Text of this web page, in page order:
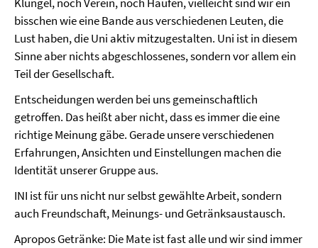
bisschen wie eine Bande aus verschiedenen Leuten, die
Lust haben, die Uni aktiv mitzugestalten. Uni ist in diesem
Sinne aber nichts abgeschlossenes, sondern vor allem ein
Teil der Gesellschaft.
Entscheidungen werden bei uns gemeinschaftlich
getroffen. Das heißt aber nicht, dass es immer die eine
richtige Meinung gäbe. Gerade unsere verschiedenen
Erfahrungen, Ansichten und Einstellungen machen die
Identität unserer Gruppe aus.
INI ist für uns nicht nur selbst gewählte Arbeit, sondern
auch Freundschaft, Meinungs- und Getränksaustausch.
Apropos Getränke: Die Mate ist fast alle und wir sind immer